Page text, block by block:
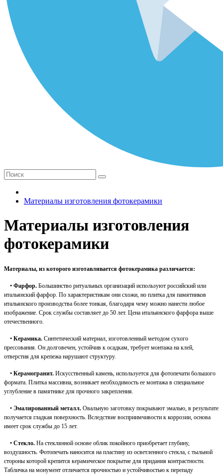
Материалы изготовления фотокерамики
Материалы изготовления
фотокерамики
Материалы, из которого изготавливается фотокерамика различается:
• Фарфор. Большинство ритуальных организаций используют российский или
итальянский фарфор. По характеристикам они схожи, но плитка для памятников
итальянского производства более тонкая, благодаря чему можно нанести любое
изображение. Срок службы составляет до 50 лет. Цена итальянского фарфора выше
отечественного.
• Керамика. Синтетический материал, изготовленный методом сухого
прессования. Он долговечен, устойчив к осадкам, требует монтажа на клей,
отверстия для крепежа нарушают структуру.
• Керамогранит. Искусственный камень, используется для фотопечати большого
формата. Плитка массивна, возникает необходимость ее монтажа в специальное
углубление в памятнике для прочного закрепления.
• Эмалированный металл. Овальную заготовку покрывают эмалью, в результате
получается гладкая поверхность. Вследствие восприимчивости к коррозии, основа
имеет срок службы до 15 лет.
• Стекло. На стеклянной основе облик покойного приобретает глубину,
воздушность. Фотопечать наносится на пластину из осветленного стекла, с тыльной
стороны которой крепится керамическое покрытие для придания контрастности.
Табличка на монумент отличается прочностью и устойчивостью к перепаду